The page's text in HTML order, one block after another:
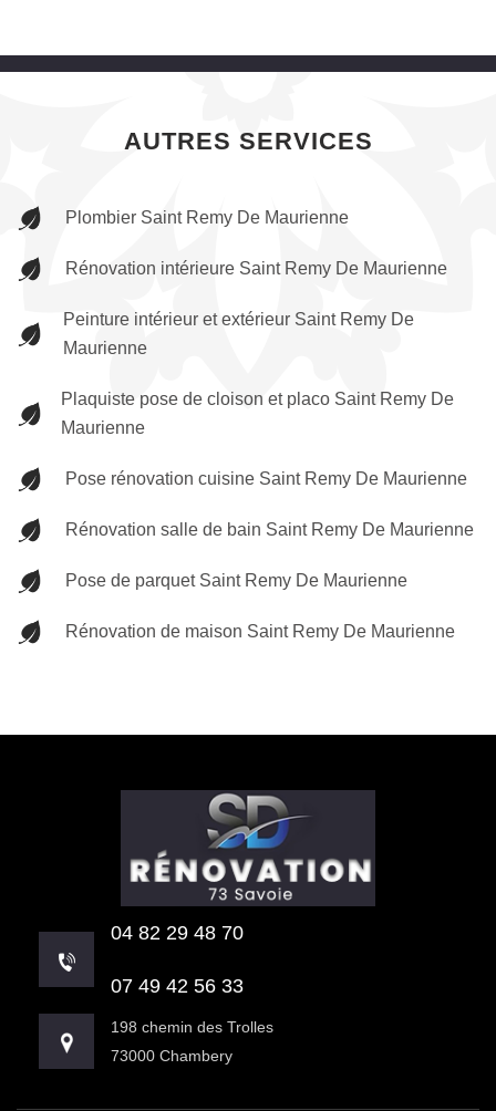
AUTRES SERVICES
Plombier Saint Remy De Maurienne
Rénovation intérieure Saint Remy De Maurienne
Peinture intérieur et extérieur Saint Remy De
Maurienne
Plaquiste pose de cloison et placo Saint Remy De
Maurienne
Pose rénovation cuisine Saint Remy De Maurienne
Rénovation salle de bain Saint Remy De Maurienne
Pose de parquet Saint Remy De Maurienne
Rénovation de maison Saint Remy De Maurienne
04 82 29 48 70
07 49 42 56 33
198 chemin des Trolles
73000 Chambery